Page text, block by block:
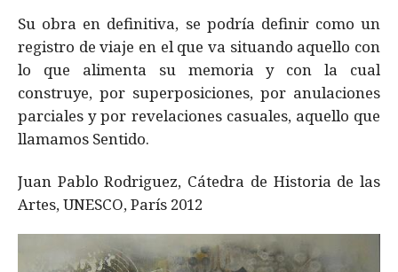
Su obra en definitiva, se podría definir como un
registro de viaje en el que va situando aquello con
lo que alimenta su memoria y con la cual
construye, por superposiciones, por anulaciones
parciales y por revelaciones casuales, aquello que
llamamos Sentido.
Juan Pablo Rodriguez, Cátedra de Historia de las
Artes, UNESCO, París 2012